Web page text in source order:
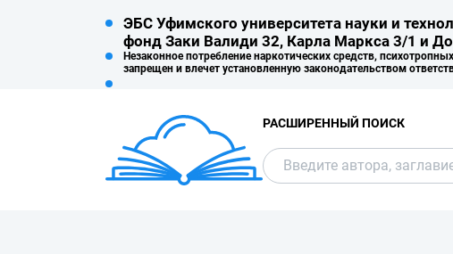
ЭБС Уфимского университета науки и
фонд Заки Валиди 32, Карла Маркса 3/1 и
Незаконное потребление наркотических средств,
запрещен и влечет установленную законодательством
РАСШИРЕННЫЙ ПОИСК